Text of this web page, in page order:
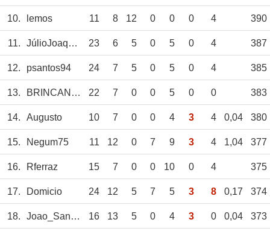
10. lemos 11 8 12 0 0 0 4 390
11. JúlioJoaquim 23 6 5 0 5 0 4 387
12. psantos94 24 7 5 0 5 0 4 385
13. BRINCANAREIA 22 7 0 0 5 0 0 383
14. Augusto 10 7 0 0 4 3 4 0,04 380
15. Negum75 11 12 0 7 9 3 4 1,04 377
16. Rferraz 15 7 0 0 10 0 4 375
17. Domicio 24 12 5 7 5 3 8 0,17 374
18. Joao_Santos 16 13 5 0 4 3 0 0,04 373